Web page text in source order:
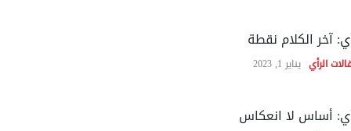
آخر الكلام نقطة
الرأي يناير 1, 2023
أساس لا انعكاس